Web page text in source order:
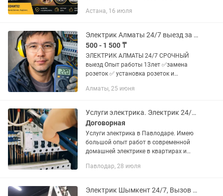
услуги:• Полная и частичная замена
квартирах, домах и...
Астана, 16 июля
Электрик Алматы 24/7 выезд за 20 -25 минут без выходных срочный
500 - 1 500 ₸
ЭЛЕКТРИК АЛМАТЫ 24/7 СРОЧНЫЙ
выезд Опыт работы 13лет ✅замена
розеток ✅ установка розеток и
монтаж ✅ установка бра светильник ✅
Алматы, 25 июня
Услуги электрика. Электрик 24/7. Электромонтаж квартир. Срочный выезд.
Договорная
Услуги электрика в Павлодаре. Имею
большой опыт работ в современной
домашней электрике в квартирах и
электромонтаже. Внимание! Беру
Павлодар, 28 июля
Электрик Шымкент 24/7, Вызов Электрик, Electric, Электрик, выезд электрик